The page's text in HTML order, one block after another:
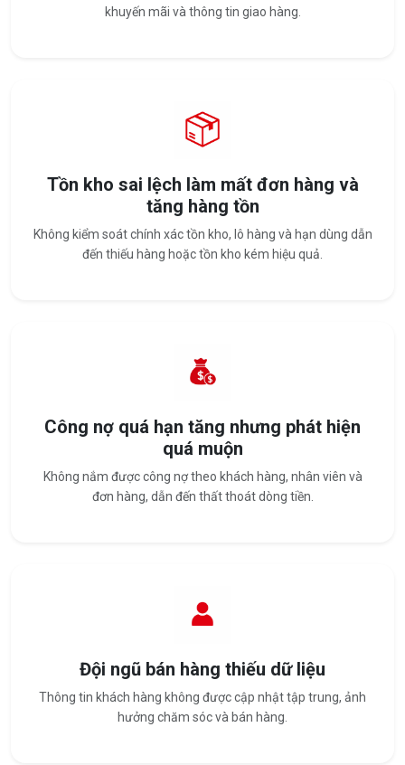
khuyến mãi và thông tin giao hàng.
Tồn kho sai lệch làm mất đơn hàng và
tăng hàng tồn
Không kiểm soát chính xác tồn kho, lô hàng và hạn dùng dẫn
đến thiếu hàng hoặc tồn kho kém hiệu quả.
Công nợ quá hạn tăng nhưng phát hiện
quá muộn
Không nắm được công nợ theo khách hàng, nhân viên và
đơn hàng, dẫn đến thất thoát dòng tiền.
Đội ngũ bán hàng thiếu dữ liệu
Thông tin khách hàng không được cập nhật tập trung, ảnh
hưởng chăm sóc và bán hàng.